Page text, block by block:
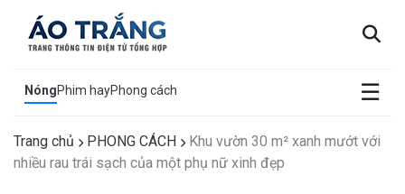
NóngPhim hayPhong cách ☰
×
Trang chủ PHONG CÁCH
Khu vườn 30 m² xanh mướt với
nhiều rau trái sạch của một phụ nữ xinh đẹp